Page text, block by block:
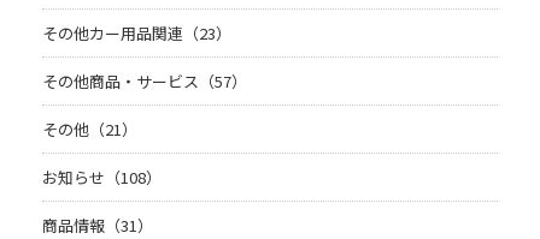
その他カー用品関連（23）
その他商品・サービス（57）
その他（21）
お知らせ（108）
商品情報（31）